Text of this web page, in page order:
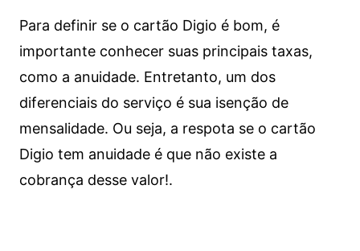
Para definir se o cartão Digio é bom, é
importante conhecer suas principais taxas,
como a anuidade. Entretanto, um dos
diferenciais do serviço é sua isenção de
mensalidade. Ou seja, a respota se o cartão
Digio tem anuidade é que não existe a
cobrança desse valor!.